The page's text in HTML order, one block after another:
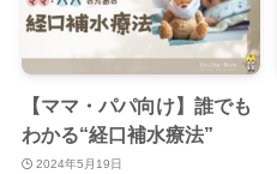
【ママ・パパ向け】誰でも
わかる“経口補水療法”
2024年5月19日